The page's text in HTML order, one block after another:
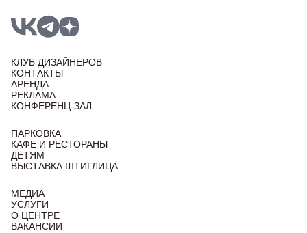
КЛУБ ДИЗАЙНЕРОВ
КОНТАКТЫ
АРЕНДА
РЕКЛАМА
КОНФЕРЕНЦ-ЗАЛ
ПАРКОВКА
КАФЕ И РЕСТОРАНЫ
ДЕТЯМ
ВЫСТАВКА ШТИГЛИЦА
МЕДИА
УСЛУГИ
О ЦЕНТРЕ
ВАКАНСИИ